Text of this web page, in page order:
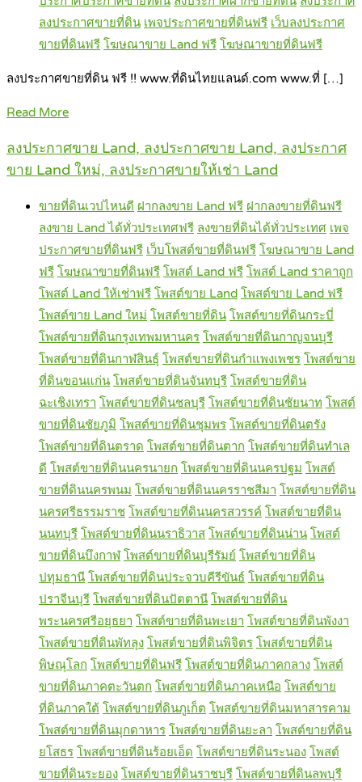
ลงประกาศขายที่ดิน เพจประกาศขายที่ดินฟรี เว็บลงประกาศ
ขายที่ดินฟรี โฆษณาขาย Land ฟรี โฆษณาขายที่ดินฟรี
ลงประกาศขายที่ดิน ฟรี !! www.ที่ดินไทยแลนด์.com www.ที่ […]
Read More
ลงประกาศขาย Land, ลงประกาศขาย Land, ลงประกาศ
ขาย Land ใหม่, ลงประกาศขายให้เช่า Land
ขายที่ดินเวปไหนดี ฝากลงขาย Land ฟรี ฝากลงขายที่ดินฟรี
ลงขาย Land ได้ทั่วประเทศฟรี ลงขายที่ดินได้ทั่วประเทศ เพจ
ประกาศขายที่ดินฟรี เว็บโพสต์ขายที่ดินฟรี โฆษณาขาย Land
ฟรี โฆษณาขายที่ดินฟรี โพสต์ Land ฟรี โพสต์ Land ราคาถูก
โพสต์ Land ให้เช่าฟรี โพสต์ขาย Land โพสต์ขาย Land ฟรี
โพสต์ขาย Land ใหม่ โพสต์ขายที่ดิน โพสต์ขายที่ดินกระบี่
โพสต์ขายที่ดินกรุงเทพมหานคร โพสต์ขายที่ดินกาญจนบุรี
โพสต์ขายที่ดินกาฬสินธุ์ โพสต์ขายที่ดินกำแพงเพชร โพสต์ขาย
ที่ดินขอนแก่น โพสต์ขายที่ดินจันทบุรี โพสต์ขายที่ดิน
ฉะเชิงเทรา โพสต์ขายที่ดินชลบุรี โพสต์ขายที่ดินชัยนาท โพสต์
ขายที่ดินชัยภูมิ โพสต์ขายที่ดินชุมพร โพสต์ขายที่ดินตรัง
โพสต์ขายที่ดินตราด โพสต์ขายที่ดินตาก โพสต์ขายที่ดินทำเล
ดี โพสต์ขายที่ดินนครนายก โพสต์ขายที่ดินนครปฐม โพสต์
ขายที่ดินนครพนม โพสต์ขายที่ดินนครราชสีมา โพสต์ขายที่ดิน
นครศรีธรรมราช โพสต์ขายที่ดินนครสวรรค์ โพสต์ขายที่ดิน
นนทบุรี โพสต์ขายที่ดินนราธิวาส โพสต์ขายที่ดินน่าน โพสต์
ขายที่ดินบึงกาฬ โพสต์ขายที่ดินบุรีรัมย์ โพสต์ขายที่ดิน
ปทุมธานี โพสต์ขายที่ดินประจวบคีรีขันธ์ โพสต์ขายที่ดิน
ปราจีนบุรี โพสต์ขายที่ดินปัตตานี โพสต์ขายที่ดิน
พระนครศรีอยุธยา โพสต์ขายที่ดินพะเยา โพสต์ขายที่ดินพังงา
โพสต์ขายที่ดินพัทลุง โพสต์ขายที่ดินพิจิตร โพสต์ขายที่ดิน
พิษณุโลก โพสต์ขายที่ดินฟรี โพสต์ขายที่ดินภาคกลาง โพสต์
ขายที่ดินภาคตะวันตก โพสต์ขายที่ดินภาคเหนือ โพสต์ขาย
ที่ดินภาคใต้ โพสต์ขายที่ดินภูเก็ต โพสต์ขายที่ดินมหาสารคาม
โพสต์ขายที่ดินมุกดาหาร โพสต์ขายที่ดินยะลา โพสต์ขายที่ดิน
ยโสธร โพสต์ขายที่ดินร้อยเอ็ด โพสต์ขายที่ดินระนอง โพสต์
ขายที่ดินระยอง โพสต์ขายที่ดินราชบุรี โพสต์ขายที่ดินลพบุรี